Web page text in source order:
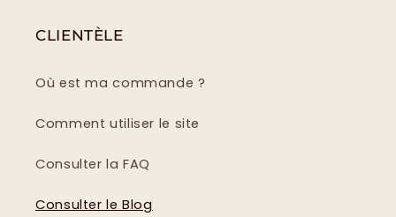
CLIENTÈLE
Où est ma commande ?
Comment utiliser le site
Consulter la FAQ
Consulter le Blog